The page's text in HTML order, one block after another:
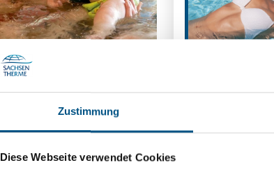
Zustimmung
Diese Webseite verwendet Cookies